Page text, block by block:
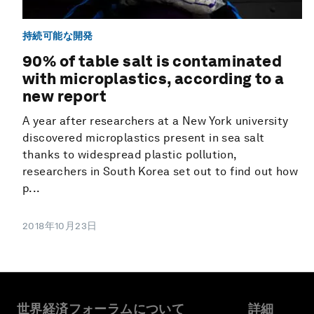
持続可能な開発
90% of table salt is contaminated
with microplastics, according to a
new report
A year after researchers at a New York university
discovered microplastics present in sea salt
thanks to widespread plastic pollution,
researchers in South Korea set out to find out how
p...
2018年10月23日
世界経済フォーラムについて 詳細